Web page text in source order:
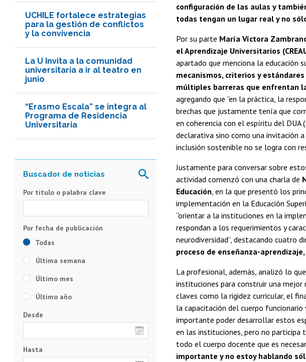
UCHILE fortalece estrategias
para la gestión de conflictos
y la convivencia
La U Invita a la comunidad
universitaria a ir al teatro en
junio
“Erasmo Escala” se integra al
Programa de Residencia
Universitaria
configuración de las aulas y
todas tengan un lugar real y no
Por su parte María Víctora
el Aprendizaje Universitarios
apartado que menciona la educación
mecanismos, criterios y
múltiples barreras que enfrentan
agregando que “en la práctica, la
brechas que justamente tenía que
en coherencia con el espíritu del DUA
declarativa sino como una invitación
inclusión sostenible no se logra con
Justamente para conversar sobre
actividad comenzó con una charla de
Educación , en la que presentó los
implementación en la Educación
“orientar a la instituciones en la
respondan a los requerimientos y
neurodiversidad”, destacando cuatro
proceso de enseñanza-
La profesional, además, analizó lo
instituciones para construir una
claves como la rigidez curricular, el
la capacitación del cuerpo
importante poder desarrollar estos
en las instituciones, pero no participa
todo el cuerpo docente que es
importante y no estoy hablando
Por título o palabra clave
Todas
Última semana
Último mes
Último año
Desde
Hasta